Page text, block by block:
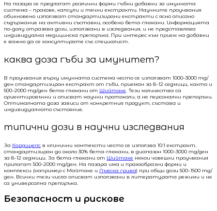
На пазара се предлагат различни форми гъбни добавки за имунната
система – прахове, капсули и течни екстракти. Научните проучвания
обикновено използват стандартизирани екстракти с ясно описано
съдържание на активни съставки, особено бета-глюкани. Информацията
по-долу отразява дози, използвани в изследвания, и не представлява
индивидуална медицинска препоръка. При интерес към прием на добавки
е важно да се консултирате със специалист.
каква доза гъби за имунитет?
В проучвания върху имунната система често се използват 1000–3000 mg/
ден стандартизиран екстракт от гъби, приеман за 8–12 седмици, както и
500–2000 mg/ден бета-глюкани от Шийтаке. Тези количества са
ориентировъчни и описват научни протоколи, а не персонални препоръки.
Оптималната доза зависи от конкретния продукт, състава и
индивидуалното състояние.
типични дози в научни изследвания
За Кордицепс в клинични контексти често се използва 10:1 екстракт,
стандартизиран до около 30% бета-глюкани, в диапазон 1000–3000 mg/ден
за 8–12 седмици. За бета-глюкани от Шийтаке някои човешки проучвания
прилагат 500–2000 mg/ден. На пазара има и прахообразни форми и
комплекси (например с Майтаке и Лъвска грива) при общи дози 500–1500 mg/
ден. Всички тези числа описват използвани в литературата режими и не
са универсална препоръка.
Безопасност и рискове